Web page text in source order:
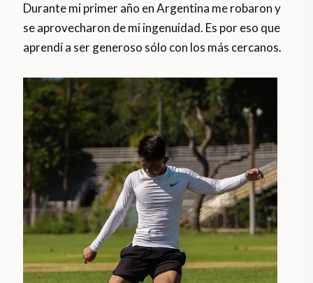
Durante mi primer año en Argentina me robaron y
se aprovecharon de mi ingenuidad. Es por eso que
aprendí a ser generoso sólo con los más cercanos.